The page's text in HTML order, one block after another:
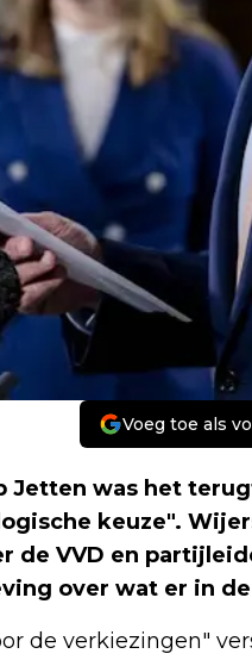
Voeg toe als
Jetten was het
keuze".
de VVD en
over wat er in
de verkiezingen"